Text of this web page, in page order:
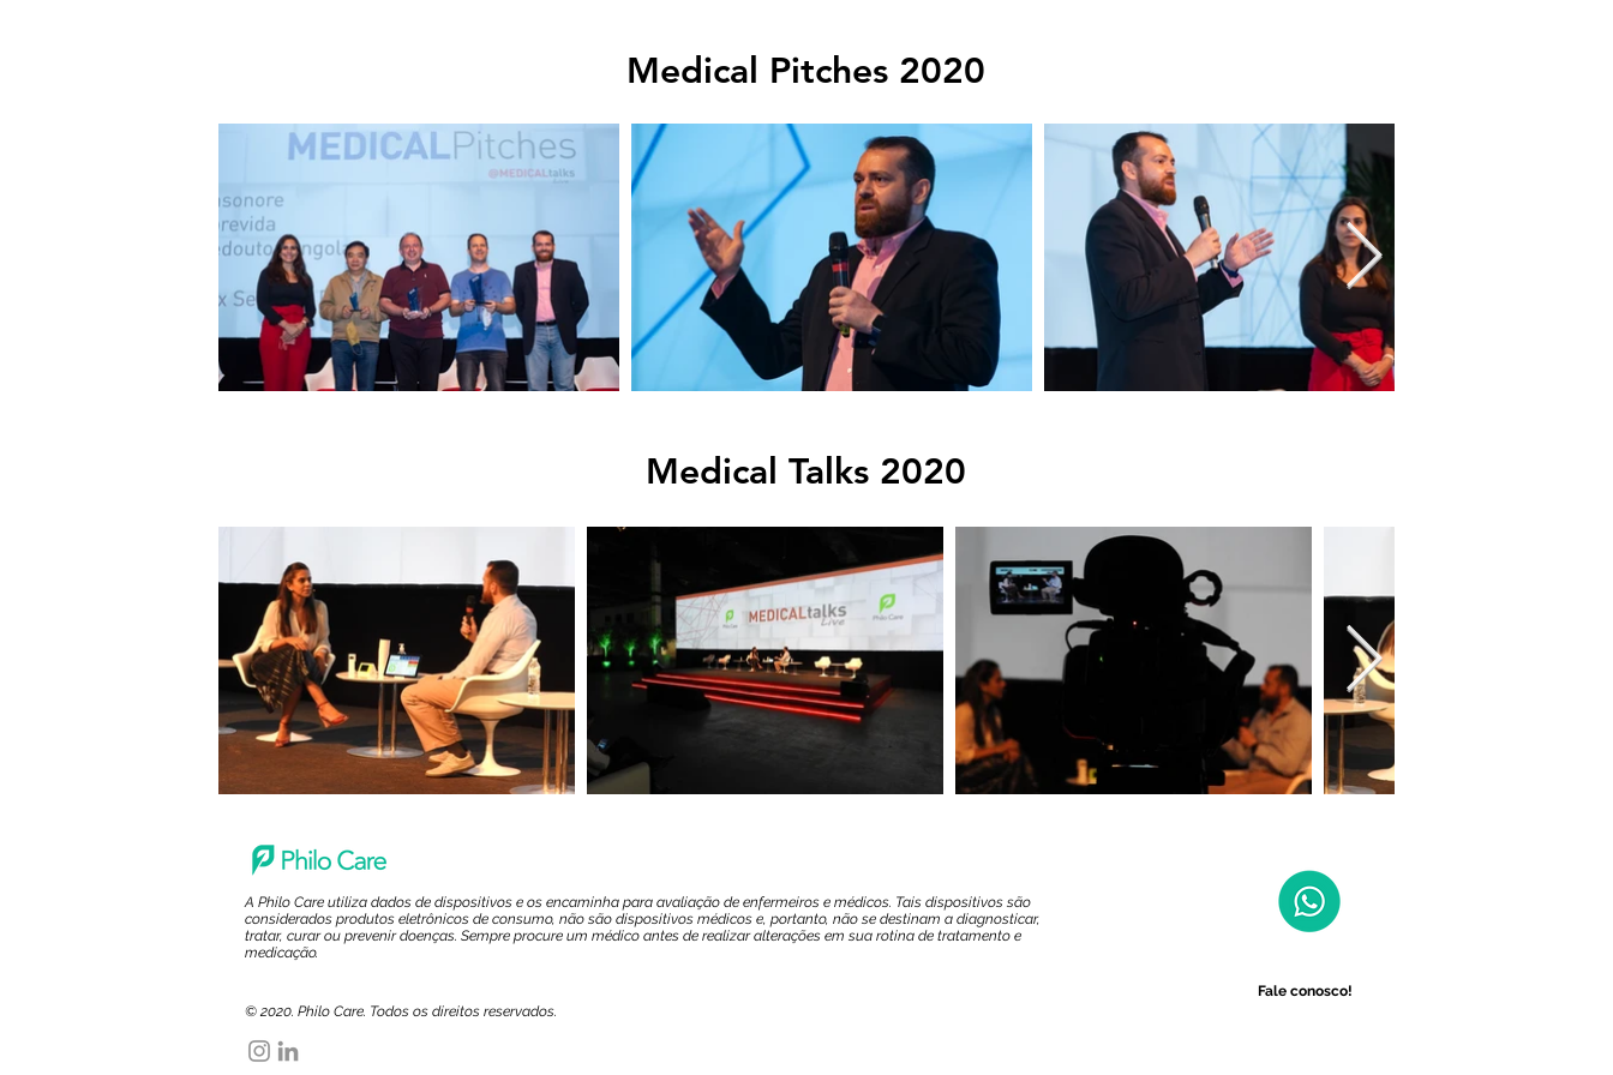
Medical Pitches 2020
Medical Talks 2020
A Philo Care utiliza dados de dispositivos e os encaminha para avaliação de enfermeiros e médicos. Tais dispositivos são
considerados produtos eletrônicos de consumo, não são dispositivos médicos e, portanto, não se destinam a diagnosticar,
tratar, curar ou prevenir doenças. Sempre procure um médico antes de realizar alterações em sua rotina de tratamento e
medicação.
Fale conosco!
© 2020. Philo Care. Todos os direitos reservados.